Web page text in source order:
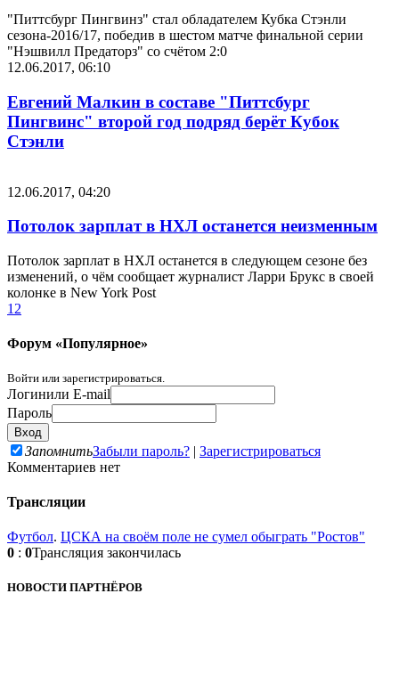
"Питтсбург Пингвинз" стал обладателем Кубка Стэнли
сезона-2016/17, победив в шестом матче финальной серии
"Нэшвилл Предаторз" со счётом 2:0
12.06.2017, 06:10
Евгений Малкин в составе "Питтсбург
Пингвинс" второй год подряд берёт Кубок
Стэнли
12.06.2017, 04:20
Потолок зарплат в НХЛ останется неизменным
Потолок зарплат в НХЛ останется в следующем сезоне без
изменений, о чём сообщает журналист Ларри Брукс в своей
колонке в New York Post
1 2
Форум «Популярное»
Войти или зарегистрироваться.
Логинили E-mail
Пароль
ЗапомнитьЗабыли пароль? | Зарегистрироваться
Комментариев нет
Трансляции
Футбол. ЦСКА на своём поле не сумел обыграть "Ростов"
0 : 0Трансляция закончилась
НОВОСТИ ПАРТНЁРОВ